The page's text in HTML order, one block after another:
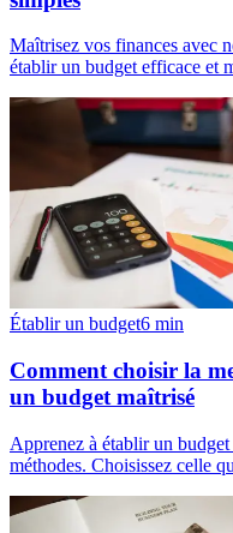
Maîtrisez vos finances avec
établir un budget efficace et
Établir un budget6 min
Comment choisir la
un budget maîtrisé
Apprenez à établir un
méthodes. Choisissez celle